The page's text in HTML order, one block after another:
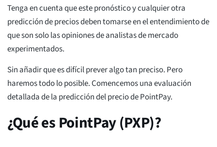
Tenga en cuenta que este pronóstico y cualquier otra
predicción de precios deben tomarse en el entendimiento de
que son solo las opiniones de analistas de mercado
experimentados.
Sin añadir que es difícil prever algo tan preciso. Pero
haremos todo lo posible. Comencemos una evaluación
detallada de la predicción del precio de PointPay.
¿Qué es PointPay (PXP)?